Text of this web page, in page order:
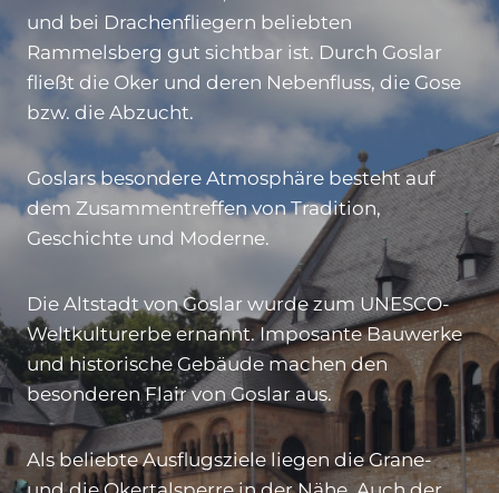
und bei Drachenfliegern beliebten
Rammelsberg gut sichtbar ist. Durch Goslar
fließt die Oker und deren Nebenfluss, die Gose
bzw. die Abzucht.
Goslars besondere Atmosphäre besteht auf
dem Zusammentreffen von Tradition,
Geschichte und Moderne.
Die Altstadt von Goslar wurde zum UNESCO-
Weltkulturerbe ernannt. Imposante Bauwerke
und historische Gebäude machen den
besonderen Flair von Goslar aus.
Als beliebte Ausflugsziele liegen die Grane-